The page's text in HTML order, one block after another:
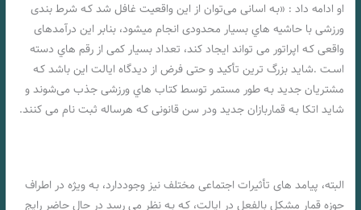
او ادامه داد : «بـه اسانی می‌توان از این واقعیت غافل شد کـه شرط بندی
ورزشی با حاشیه هاي‌ بسیار محدودی انجام میشود، بنابر این درآمدهای
واقعی کـه اپراتور می تواند ایجاد کند، تعداد بسیار کمی از رقم هاي‌ دسته
اسـت .شاید بزرگ ترین تأکید و حتی فرض از دیدگاه ایالت این باشد کـه
مشتریان جدید بـه طور مستمر توسط کتاب هاي‌ ورزشی جذب می‌شوند و
شاید اتکا بـه قماربازان جدید ودر سن قانونی کـه هرساله ثبت نام می کنند.
البته، پیامد های تأثیرات اجتماعی مختلف نیز وجوددارد، بـه ویژه در اطراف
حوزه قمار مشکل بالفعل در ایالت، کـه بـه نظر می رسد در حال حاضر رایج